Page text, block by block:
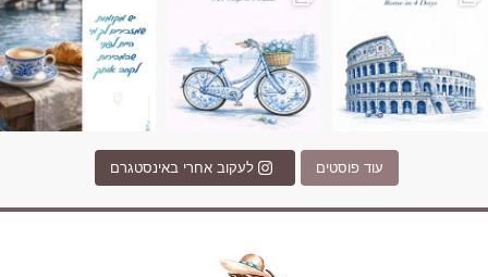
עוד פוסטים לעקוב אחרי באינסטגרם